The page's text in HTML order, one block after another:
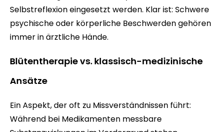
Selbstreflexion eingesetzt werden. Klar ist: Schwere
psychische oder körperliche Beschwerden gehören
immer in ärztliche Hände.
Blütentherapie vs. klassisch-medizinische
Ansätze
Ein Aspekt, der oft zu Missverständnissen führt:
Während bei Medikamenten messbare